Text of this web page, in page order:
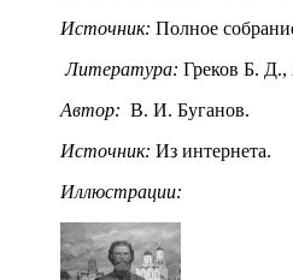
Источник: Полное
Литература: Греков Б.
Автор: В. И. Буганов.
Источник: Из интернета.
Иллюстрации: